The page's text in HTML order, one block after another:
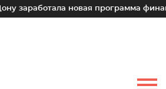
заработала новая программа